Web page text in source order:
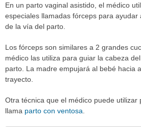
En un parto vaginal asistido, el médico
especiales llamadas fórceps para
de la vía del parto.
Los fórceps son similares a 2 grandes
médico las utiliza para guiar la cabeza
parto. La madre empujará al bebé hacia
trayecto.
Otra técnica que el médico puede utilizar
llama parto con ventosa